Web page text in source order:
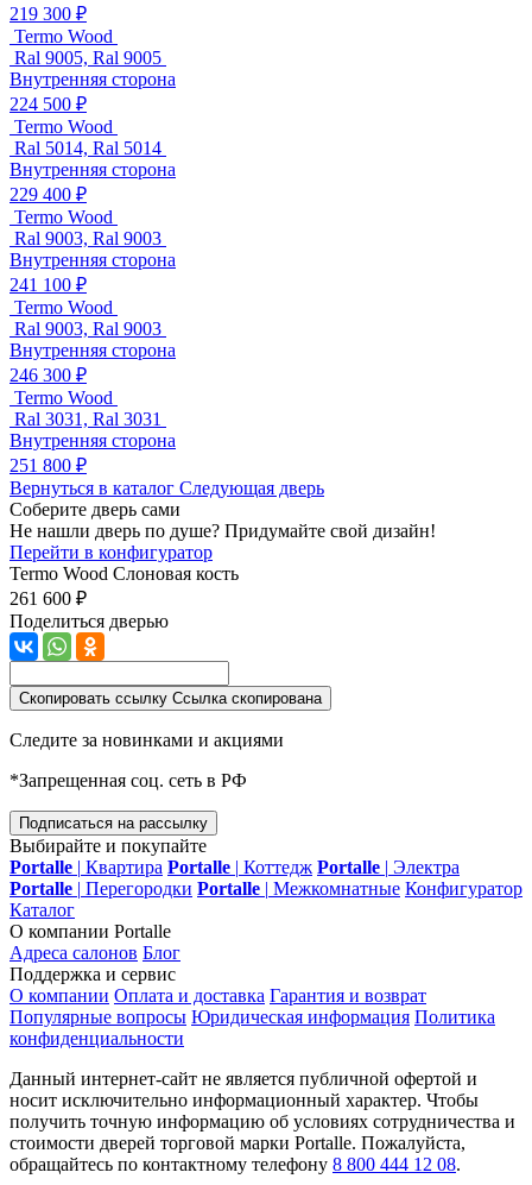
219 300 ₽
Termo Wood
Ral 9005, Ral 9005
Внутренняя сторона
224 500 ₽
Termo Wood
Ral 5014, Ral 5014
Внутренняя сторона
229 400 ₽
Termo Wood
Ral 9003, Ral 9003
Внутренняя сторона
241 100 ₽
Termo Wood
Ral 9003, Ral 9003
Внутренняя сторона
246 300 ₽
Termo Wood
Ral 3031, Ral 3031
Внутренняя сторона
251 800 ₽
Вернуться в каталог Следующая дверь
Соберите дверь сами
Не нашли дверь по душе? Придумайте свой дизайн!
Перейти в конфигуратор
Termo Wood Слоновая кость
261 600 ₽
Поделиться дверью
Скопировать ссылку Ссылка скопирована
Следите за новинками и акциями
*Запрещенная соц. сеть в РФ
Подписаться на рассылку
Выбирайте и покупайте
Portalle | Квартира Portalle | Коттедж Portalle | Электра
Portalle | Перегородки Portalle | Межкомнатные Конфигуратор
Каталог
О компании Portalle
Адреса салонов Блог
Поддержка и сервис
О компании Оплата и доставка Гарантия и возврат
Популярные вопросы Юридическая информация Политика
конфиденциальности
Данный интернет-сайт не является публичной офертой и
носит исключительно информационный характер. Чтобы
получить точную информацию об условиях сотрудничества и
стоимости дверей торговой марки Portalle. Пожалуйста,
обращайтесь по контактному телефону 8 800 444 12 08.